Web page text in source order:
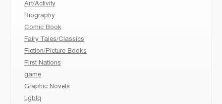
Art/Activity
Biography
Comic Book
Fairy Tales/Classics
Fiction/Picture Books
First Nations
game
Graphic Novels
Lgbtq